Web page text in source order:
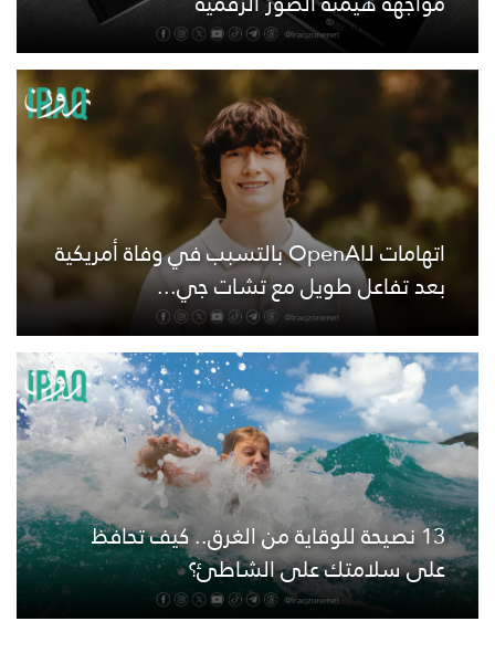
اتهامات لـOpenAI بالتسبب في وفاة أمريكية
بعد تفاعل طويل مع تشات جي...
13 نصيحة للوقاية من الغرق.. كيف تحافظ
على سلامتك على الشاطئ؟